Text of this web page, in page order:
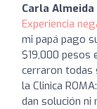
Carla Almeida
Experiencia
mi papá pago
$19,000 pesos
cerraron todas
la Clinica
dan solución ni